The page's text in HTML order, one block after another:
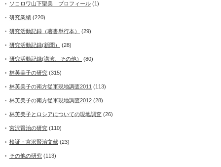
ソコロワ山下聖美 プロフィール (1)
研究業績 (220)
研究活動記録（著書単行本） (29)
研究活動記録(新聞） (28)
研究活動記録(講演、その他） (80)
林芙美子の研究 (315)
林芙美子の南方従軍現地調査2011 (113)
林芙美子の南方従軍現地調査2012 (28)
林芙美子とロシアについての現地調査 (26)
宮沢賢治の研究 (110)
検証・宮沢賢治文献 (23)
その他の研究 (113)